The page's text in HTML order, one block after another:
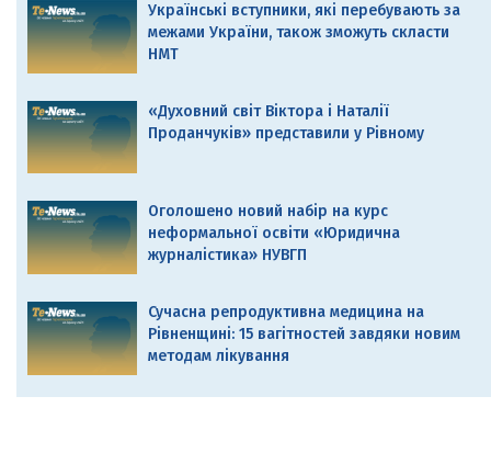
Українські вступники, які перебувають за
межами України, також зможуть скласти
НМТ
«Духовний світ Віктора і Наталії
Проданчуків» представили у Рівному
Оголошено новий набір на курс
неформальної освіти «Юридична
журналістика» НУВГП
Сучасна репродуктивна медицина на
Рівненщині: 15 вагітностей завдяки новим
методам лікування